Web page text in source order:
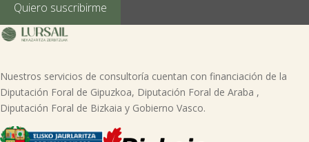
lursail@lursailkoop.eus. Puede obtener información adicional en nuestra
página web.
Quiero suscribirme
Nuestros servicios de consultoría cuentan con financiación de la
Diputación Foral de Gipuzkoa, Diputación Foral de Araba ,
Diputación Foral de Bizkaia y Gobierno Vasco.